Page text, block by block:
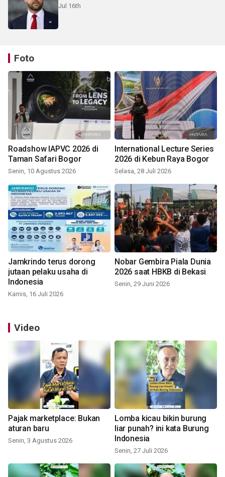
Jul 16th
Foto
Roadshow IAPVC 2026 di
Taman Safari Bogor
Senin, 10 Agustus 2026
International Lecture Series
2026 di Kebun Raya Bogor
Selasa, 28 Juli 2026
Jamkrindo terus dorong
jutaan pelaku usaha di
Indonesia
Kamis, 16 Juli 2026
Nobar Gembira Piala Dunia
2026 saat HBKB di Bekasi
Senin, 29 Juni 2026
Video
Pajak marketplace: Bukan
aturan baru
Senin, 3 Agustus 2026
Lomba kicau bikin burung
liar punah? ini kata Burung
Indonesia
Senin, 27 Juli 2026